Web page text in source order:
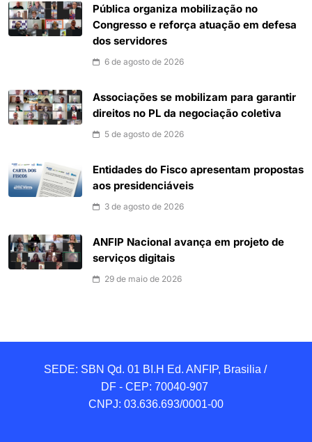
Pública organiza mobilização no
Congresso e reforça atuação em defesa
dos servidores
6 de agosto de 2026
Associações se mobilizam para garantir
direitos no PL da negociação coletiva
5 de agosto de 2026
Entidades do Fisco apresentam propostas
aos presidenciáveis
3 de agosto de 2026
ANFIP Nacional avança em projeto de
serviços digitais
29 de maio de 2026
SEDE: SBN Qd. 01 BI.H Ed. ANFIP, Brasilia /
DF - CEP: 70040-907
CNPJ: 03.636.693/0001-00